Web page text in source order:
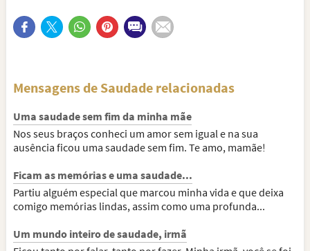
Mensagens de Saudade relacionadas
Uma saudade sem fim da minha mãe
Nos seus braços conheci um amor sem igual e na sua
ausência ficou uma saudade sem fim. Te amo, mamãe!
Ficam as memórias e uma saudade...
Partiu alguém especial que marcou minha vida e que deixa
comigo memórias lindas, assim como uma profunda...
Um mundo inteiro de saudade, irmã